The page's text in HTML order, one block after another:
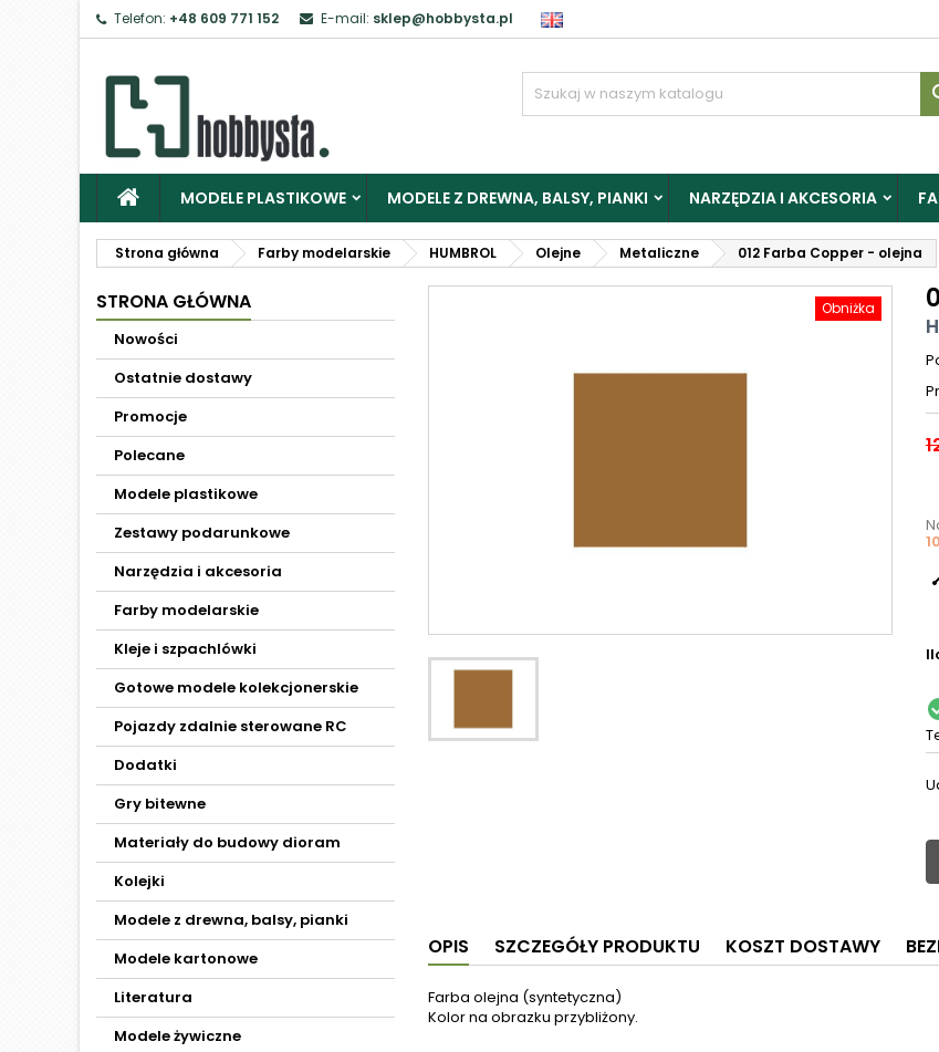
Telefon: +48 609 771 152 E-mail: sklep@hobbysta.pl
MODELE PLASTIKOWE MODELE Z DREWNA, BALSY, PIANKI NARZĘDZIA I AKCESORIA
Strona główna Farby modelarskie HUMBROL Olejne Metaliczne 012 Farba Copper - olejna
STRONA GŁÓWNA
Nowości
Ostatnie dostawy
Promocje
Polecane
Modele plastikowe
Zestawy podarunkowe
Narzędzia i akcesoria
Farby modelarskie
Kleje i szpachlówki
Gotowe modele kolekcjonerskie
Pojazdy zdalnie sterowane RC
Dodatki
Gry bitewne
Materiały do budowy dioram
Kolejki
Modele z drewna, balsy, pianki
Modele kartonowe
Literatura
Modele żywiczne
Obniżka
OPIS SZCZEGÓŁY PRODUKTU KOSZT DOSTAWY
Farba olejna (syntetyczna)
Kolor na obrazku przybliżony.